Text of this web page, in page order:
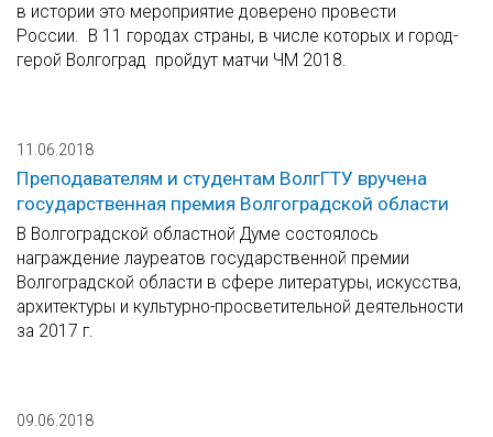
в истории это мероприятие доверено провести
России. В 11 городах страны, в числе которых и город-
герой Волгоград пройдут матчи ЧМ 2018.
11.06.2018
Преподавателям и студентам ВолгГТУ вручена
государственная премия Волгоградской области
В Волгоградской областной Думе состоялось
награждение лауреатов государственной премии
Волгоградской области в сфере литературы, искусства,
архитектуры и культурно-просветительной деятельности
за 2017 г.
09.06.2018